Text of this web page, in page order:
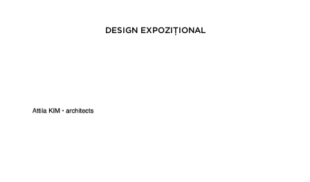
DESIGN EXPOZIȚIONAL